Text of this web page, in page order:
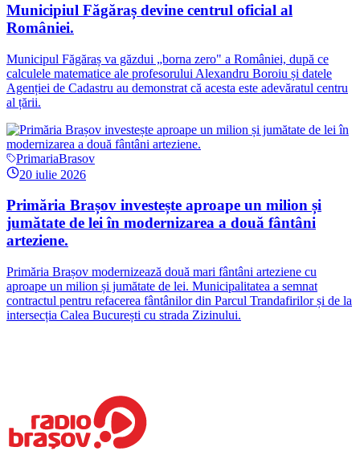
Municipiul Făgăraș devine centrul oficial al
României.
Municipul Făgăraș va găzdui „borna zero" a României, după ce
calculele matematice ale profesorului Alexandru Boroiu și datele
Agenției de Cadastru au demonstrat că acesta este adevăratul centru
al țării.
PrimariaBrasov
20 iulie 2026
Primăria Brașov investește aproape un milion și
jumătate de lei în modernizarea a două fântâni
arteziene.
Primăria Brașov modernizează două mari fântâni arteziene cu
aproape un milion și jumătate de lei. Municipalitatea a semnat
contractul pentru refacerea fântânilor din Parcul Trandafirilor și de la
intersecția Calea București cu strada Zizinului.